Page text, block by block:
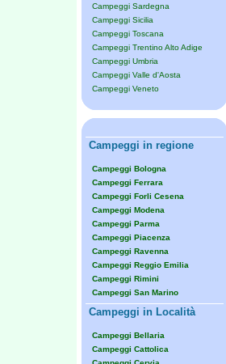
Campeggi Sardegna
Campeggi Sicilia
Campeggi Toscana
Campeggi Trentino Alto Adige
Campeggi Umbria
Campeggi Valle d'Aosta
Campeggi Veneto
Campeggi in regione
Campeggi Bologna
Campeggi Ferrara
Campeggi Forli Cesena
Campeggi Modena
Campeggi Parma
Campeggi Piacenza
Campeggi Ravenna
Campeggi Reggio Emilia
Campeggi Rimini
Campeggi San Marino
Campeggi in Località
Campeggi Bellaria
Campeggi Cattolica